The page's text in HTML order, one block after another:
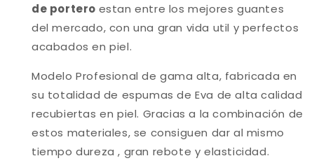
de portero estan entre los mejores guantes
del mercado, con una gran vida util y perfectos
acabados en piel.
Modelo Profesional de gama alta, fabricada en
su totalidad de espumas de Eva de alta calidad
recubiertas en piel. Gracias a la combinación de
estos materiales, se consiguen dar al mismo
tiempo dureza , gran rebote y elasticidad.